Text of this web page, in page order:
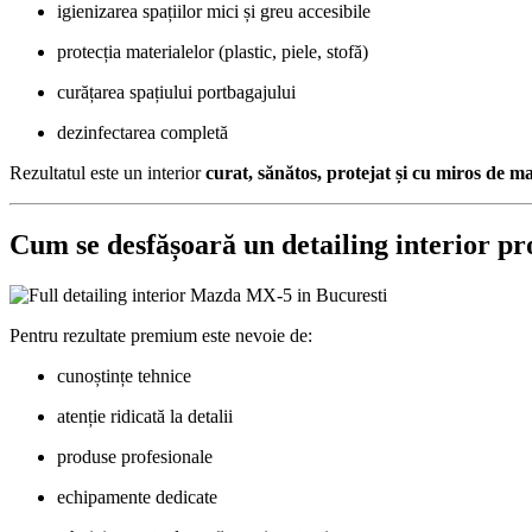
igienizarea spațiilor mici și greu accesibile
protecția materialelor (plastic, piele, stofă)
curățarea spațiului portbagajului
dezinfectarea completă
Rezultatul este un interiorcurat, sănătos, protejat și cu miros de
Cum se desfășoară un detailing interior
Pentru rezultate premium este nevoie de:
cunoștințe tehnice
atenție ridicată la detalii
produse profesionale
echipamente dedicate